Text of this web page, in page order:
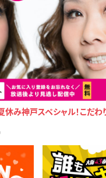
休み神戸スペシャル！こだわ